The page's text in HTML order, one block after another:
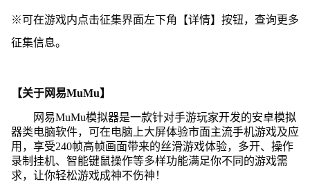
※可在游戏内点击征集界面左下角【详情】按钮，查询更多
征集信息。
【关于网易MuMu】
网易MuMu模拟器是一款针对手游玩家开发的安卓模拟
器类电脑软件，可在电脑上大屏体验市面主流手机游戏及应
用，享受240帧高帧画面带来的丝滑游戏体验，多开、操作
录制挂机、智能键鼠操作等多样功能满足你不同的游戏需
求，让你轻松游戏成神不伤神！